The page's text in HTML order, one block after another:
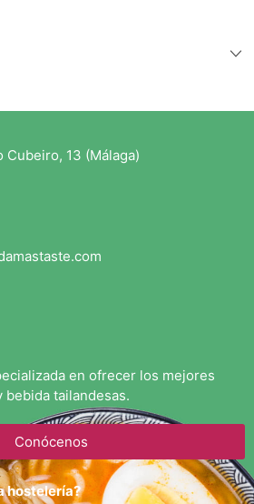
Cubeiro, 13 (Málaga)
en ofrecer los mejores
tailandesas.
Conócenos
hostelería?